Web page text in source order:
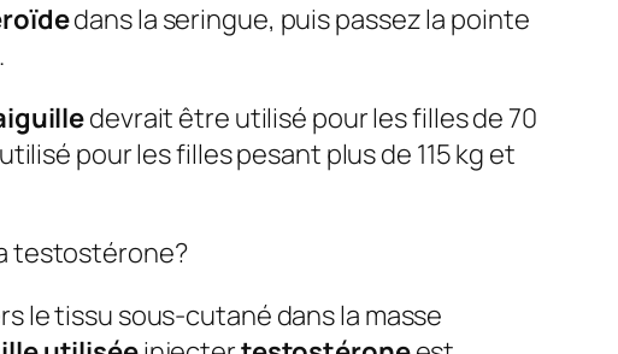
dans la seringue, puis passez la pointe
devrait être utilisé pour les filles de 70
pour les filles pesant plus de 115 kg et
testostérone?
le tissu sous-cutané dans la masse